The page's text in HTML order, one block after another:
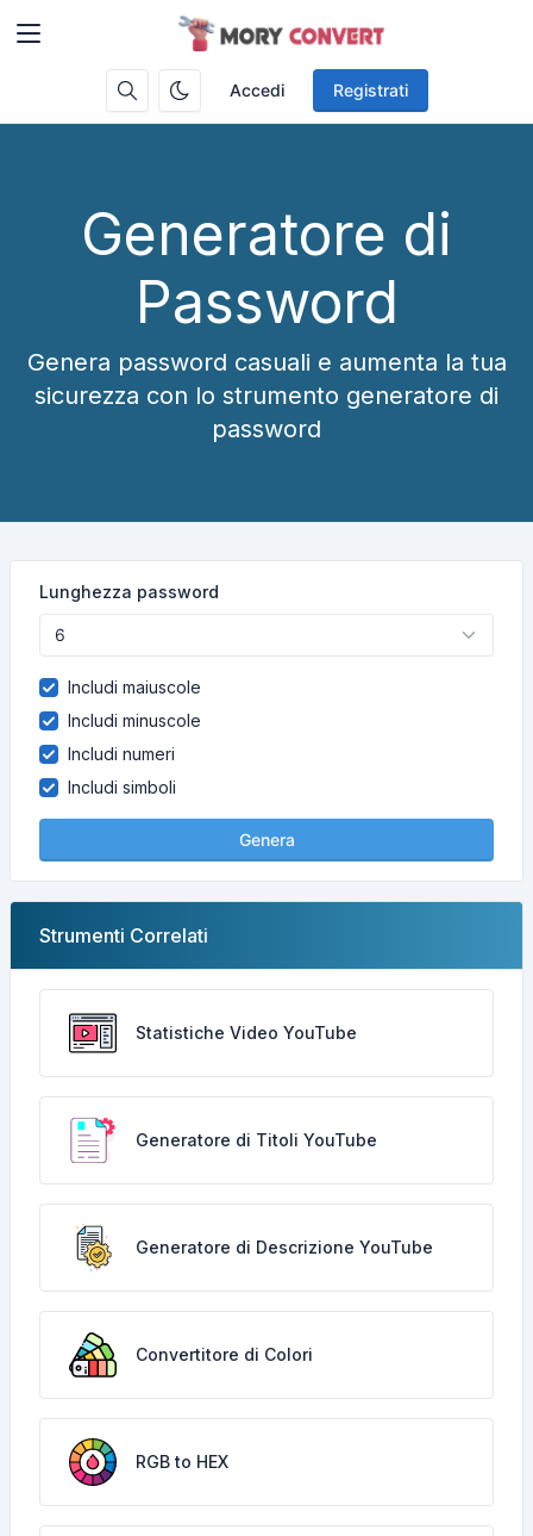
Accedi Registrati
Generatore di
Password
Genera password casuali e aumenta la tua
sicurezza con lo strumento generatore di
password
Lunghezza password
Includi maiuscole
Includi minuscole
Includi numeri
Includi simboli
Genera
Strumenti Correlati
Statistiche Video YouTube
Generatore di Titoli YouTube
Generatore di Descrizione YouTube
Convertitore di Colori
RGB to HEX